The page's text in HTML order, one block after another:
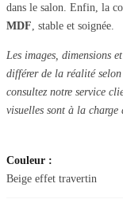
dans le salon. Enfin, la
MDF , stable et soignée.
Les images, dimensions
différer de la réalité
consultez notre service
visuelles sont à la charge
Couleur :
Beige effet travertin